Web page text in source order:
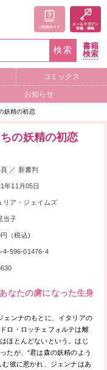
検索
書籍
検索
コミックス
お知らせ
妖精の初恋
の妖精の初恋
なたの虜になった生身
ンナのもとに、イタリアの
ロ・ロッチェフォルテは離
ほとんどないという。はじ
たが、“君は森の妖精のよう
彼に惹かれ、ジェンナはあ
／ 新書判
年11月05日
リア・ジェイムズ
当子
（税込)
4-596-01476-4